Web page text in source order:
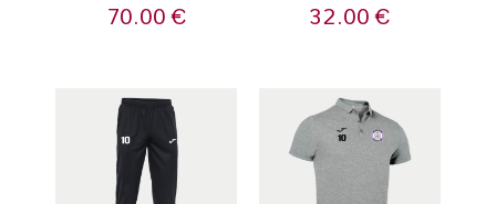
70.00€ 32.00€